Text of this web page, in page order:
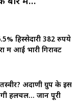
हिस्सेदारी 382 रुपये
में आई भारी गिरावट
अदाणी ग्रुप के इस
हलचल… जानें पूरी